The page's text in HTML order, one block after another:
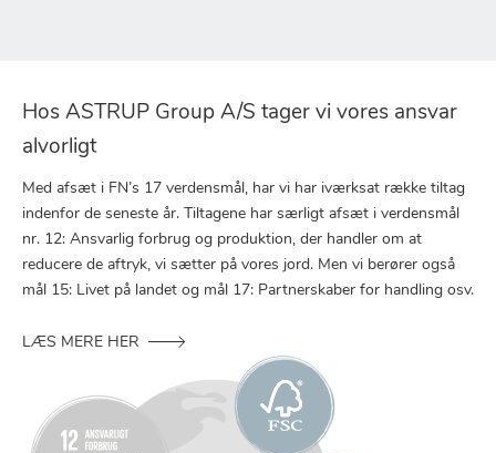
Hos ASTRUP Group A/S tager vi vores ansvar
alvorligt
Med afsæt i FN’s 17 verdensmål, har vi har iværksat række tiltag
indenfor de seneste år. Tiltagene har særligt afsæt i verdensmål
nr. 12: Ansvarlig forbrug og produktion, der handler om at
reducere de aftryk, vi sætter på vores jord. Men vi berører også
mål 15: Livet på landet og mål 17: Partnerskaber for handling osv.
LÆS MERE HER